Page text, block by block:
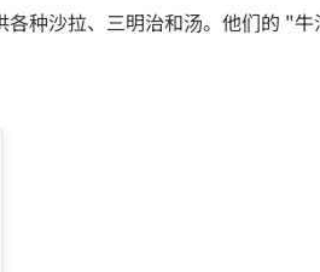
种沙拉、三明治和汤。他们的 "